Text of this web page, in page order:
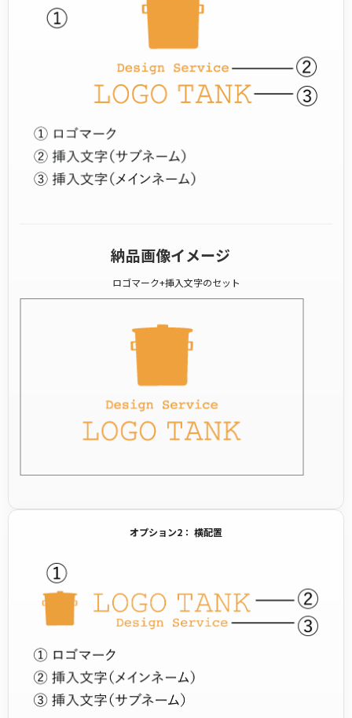
納品画像イメージ
ロゴマーク+挿入文字のセット
オプション2： 横配置